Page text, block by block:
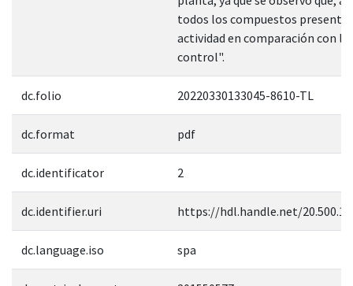
todos los compuestos
actividad en comparación con
control".
dc.folio 20220330133045-8610-TL
dc.format pdf
dc.identificator 2
dc.identifier.uri https://hdl.handle.net/
dc.language.iso spa